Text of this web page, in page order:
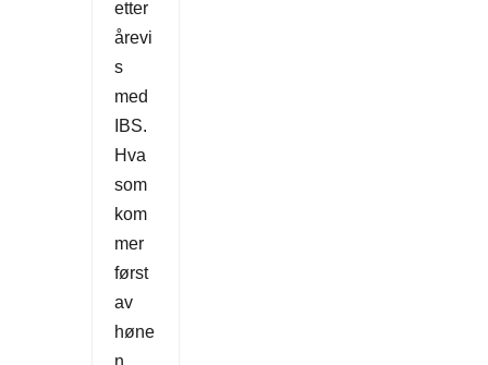
etter
årevi
s
med
IBS.
Hva
som
kom
mer
først
av
høne
n